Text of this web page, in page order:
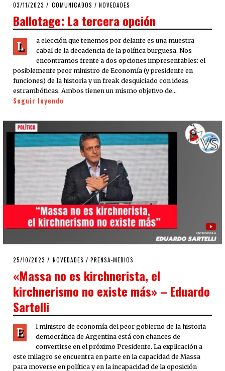
POSTED
03/11/2023 03/11/2023
COMUNICADOS / NOVEDADES
Ballotage: La tercera opción
L
a elección que tenemos por delante es una muestra
cabal de la decadencia de la política burguesa. Nos
encontramos frente a dos opciones impresentables: el
posiblemente peor ministro de Economía (y presidente en
funciones) de la historia y un freak desquiciado con ideas
estrambóticas. Ambos tienen un mismo objetivo de…
Seguir leyendo
POSTED
25/10/2023 25/10/2023
NOVEDADES / PRENSA-MEDIOS
«Massa no es kirchnerista, el
kirchnerismo no existe más» – Eduardo
Sartelli
E
l ministro de economía del peor gobierno de la historia
democrática de Argentina está con chances de
convertirse en el próximo Presidente. La explicación a
este milagro se encuentra en parte en la capacidad de Massa
para moverse en política y en la incapacidad de la oposición